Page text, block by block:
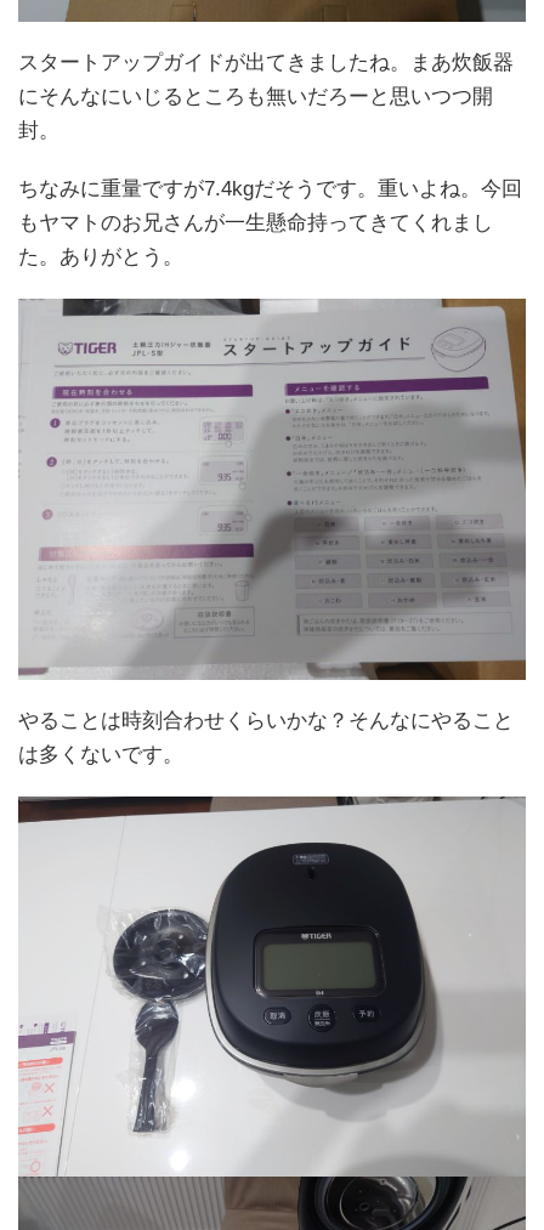
スタートアップガイドが出てきましたね。まあ炊飯器
にそんなにいじるところも無いだろーと思いつつ開
封。
ちなみに重量ですが7.4kgだそうです。重いよね。今回
もヤマトのお兄さんが一生懸命持ってきてくれまし
た。ありがとう。
やることは時刻合わせくらいかな？そんなにやること
は多くないです。